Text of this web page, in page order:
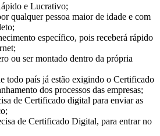
e Lucrativo;
qualquer pessoa maior de idade e com
específico, pois receberá rápido
ou ser montado dentro da própria
todo país já estão exigindo o Certificado
dos processos das empresas;
de Certificado digital para enviar as
de Certificado Digital, para entrar no